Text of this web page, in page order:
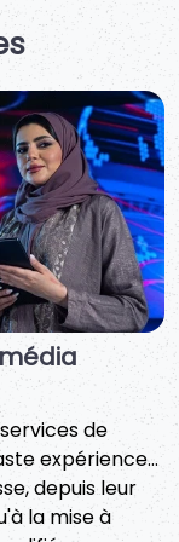
de gamme
Squares,
Premium,
la
au Royaume